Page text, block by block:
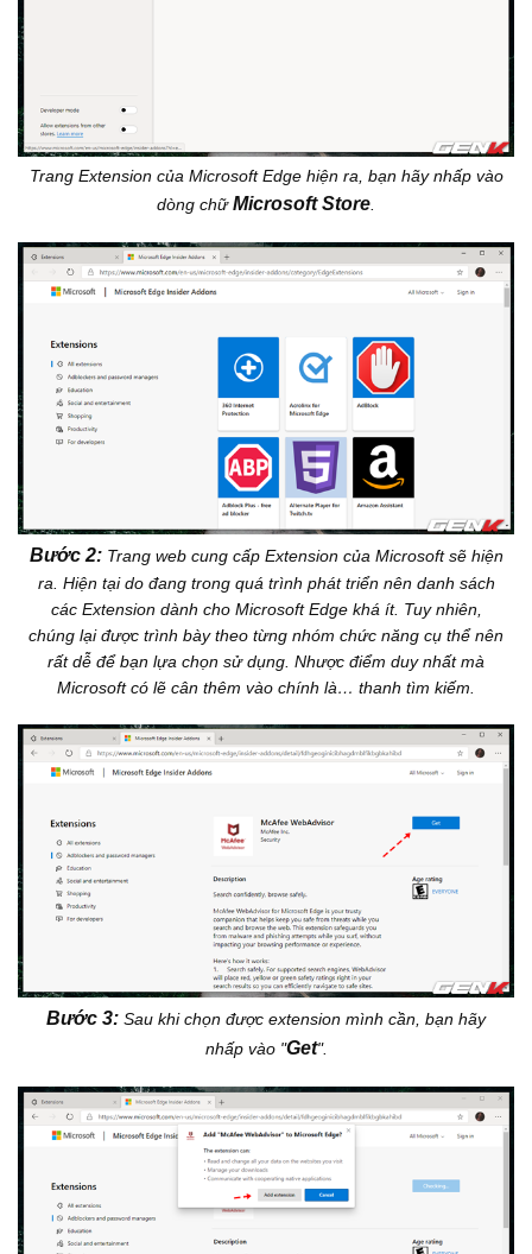
Trang Extension của Microsoft Edge hiện ra, bạn hãy nhấp vào
dòng chữMicrosoft Store
Bước 2: Trang web cung cấp Extension của Microsoft sẽ hiện
ra. Hiện tại do đang trong quá trình phát triển nên danh sách
các Extension dành cho Microsoft Edge khá ít. Tuy nhiên,
chúng lại được trình bày theo từng nhóm chức năng cụ thể nên
rất dễ để bạn lựa chọn sử dụng. Nhược điểm duy nhất mà
Microsoft có lẽ cân thêm vào chính là… thanh tìm kiếm.
Bước 3: Sau khi chọn được extension mình cần, bạn hãy
nhấp vào "Get".